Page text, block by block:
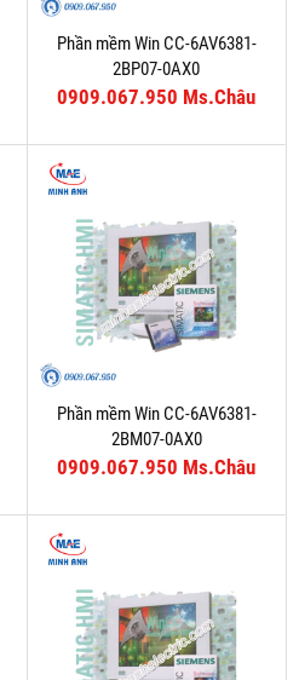
Phần mềm Win CC-6AV6381-
2BP07-0AX0
0909.067.950 Ms.Châu
Phần mềm Win CC-6AV6381-
2BM07-0AX0
0909.067.950 Ms.Châu